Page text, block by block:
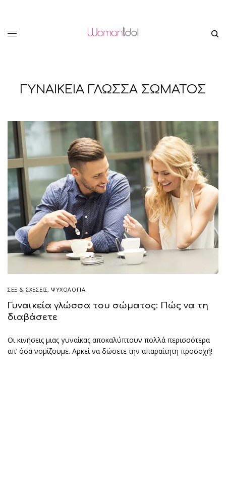
ΓΥΝΑΙΚΕΙΑ ΓΛΩΣΣΑ ΣΩΜΑΤΟΣ
ΣΕΞ & ΣΧΈΣΕΙΣ, ΨΥΧΟΛΟΓΙΑ
Γυναικεία γλώσσα του σώματος: Πώς να τη
διαβάσετε
Οι κινήσεις μιας γυναίκας αποκαλύπτουν πολλά περισσότερα
απ’ όσα νομίζουμε. Αρκεί να δώσετε την απαραίτητη προσοχή!